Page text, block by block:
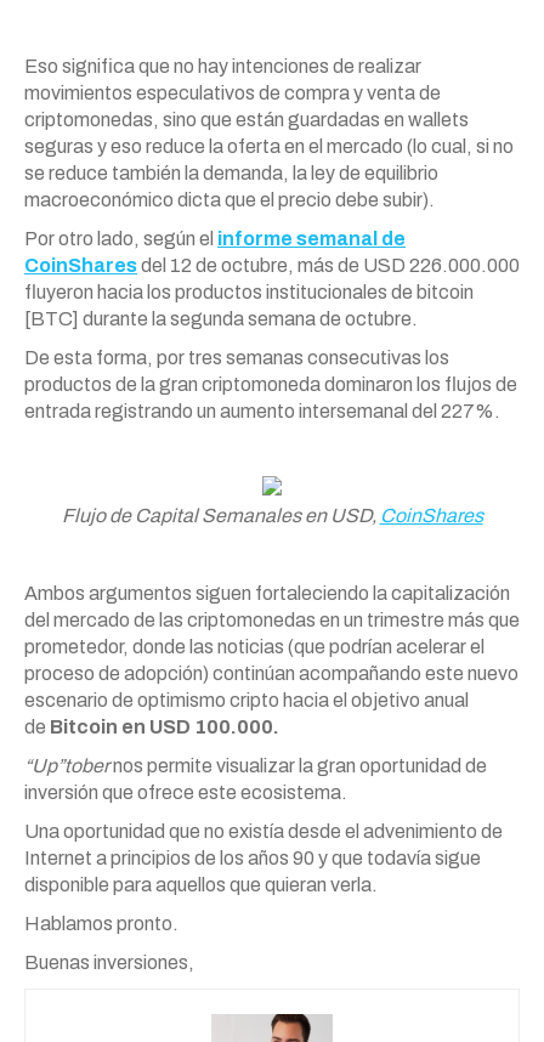
Eso significa que no hay intenciones de realizar
movimientos especulativos de compra y venta de
criptomonedas, sino que están guardadas en wallets
seguras y eso reduce la oferta en el mercado (lo cual, si no
se reduce también la demanda, la ley de equilibrio
macroeconómico dicta que el precio debe subir).
Por otro lado, según el informe semanal de
CoinSharesdel 12 de octubre, más de USD 226.000.000
fluyeron hacia los productos institucionales de bitcoin
[BTC] durante la segunda semana de octubre.
De esta forma, por tres semanas consecutivas los
productos de la gran criptomoneda dominaron los flujos de
entrada registrando un aumento intersemanal del 227%.
Flujo de Capital Semanales en USD, CoinShares
Ambos argumentos siguen fortaleciendo la capitalización
del mercado de las criptomonedas en un trimestre más que
prometedor, donde las noticias (que podrían acelerar el
proceso de adopción) continúan acompañando este nuevo
escenario de optimismo cripto hacia el objetivo anual
de Bitcoin en USD 100.000.
“Up”tobernos permite visualizar la gran oportunidad de
inversión que ofrece este ecosistema.
Una oportunidad que no existía desde el advenimiento de
Internet a principios de los años 90 y que todavía sigue
disponible para aquellos que quieran verla.
Hablamos pronto.
Buenas inversiones,